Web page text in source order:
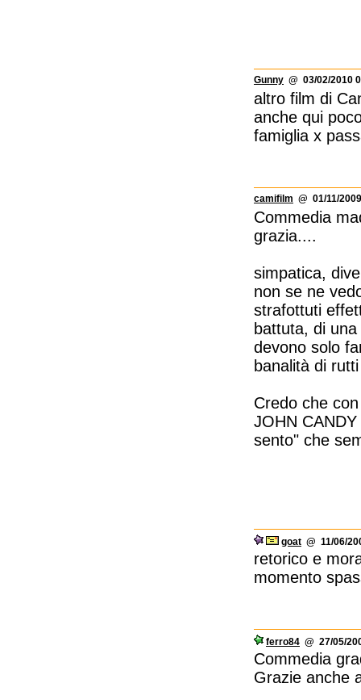
Gunny @ 03/02/2010
altro film di
anche qui
famiglia x
camifilm @ 01/11/
Commedia
grazia....
simpatica,
non se ne
strafottuti
battuta, di
devono solo
banalità di
Credo che
JOHN
sento" che
goat @ 11/06/
retorico e
momento
ferro84 @ 27/05/
Commedia
Grazie anche